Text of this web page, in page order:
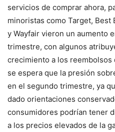
servicios de comprar ahora,
minoristas como Target, Best
y Wayfair vieron un aumento
trimestre, con algunos
crecimiento a los reembolsos
se espera que la presión
en el segundo trimestre, ya
dado orientaciones
consumidores podrían tener
a los precios elevados de la